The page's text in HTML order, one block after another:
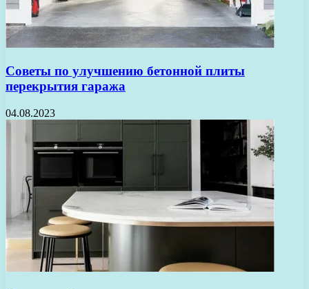
Советы по улучшению бетонной плиты
перекрытия гаража
04.08.2023